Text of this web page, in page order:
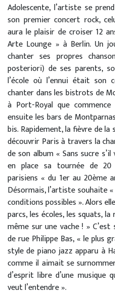
Adolescente, l’artiste se
son premier concert rock,
aura le plaisir de croiser 12
Arte Lounge » à Berlin. Un
chanter ses propres
posteriori) de ses parents,
l’école où l’ennui était son
chanter dans les bistrots de
à Port-Royal que
ensuite les bars de
bis. Rapidement, la fièvre de
découvrir Paris à travers la
de son album « Sans sucre
en place sa tournée de
parisiens « du 1er au 20ème
Désormais, l’artiste souhaite
conditions possibles ». Alors
parcs, les écoles, les squats,
même sur une vache ! »
de rue Philippe Bas, « le plus
style de piano jazz apparu à
comme il aimait se
d’esprit libre d’une musique
veut l’entendre ».